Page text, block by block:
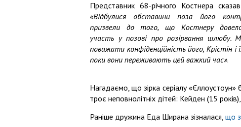
Представник 68-річного Костнера
«Відбулися обставини поза його
призвели до того, що Костнеру
участь у позові про розірвання шлюбу.
поважати конфіденційність його, Крістін і
поки вони переживають цей важкий час».
Нагадаємо, що зірка серіалу
троє неповнолітніх дітей: Кейден (15
Раніше дружина Еда Ширана зізналася, що